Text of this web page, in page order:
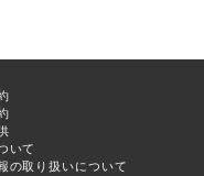
いて
の取り扱いについて